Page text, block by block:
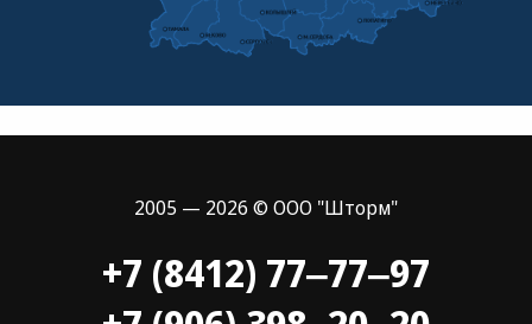
2005 — 2026 © ООО "Шторм"
+7 (8412) 77‒77‒97